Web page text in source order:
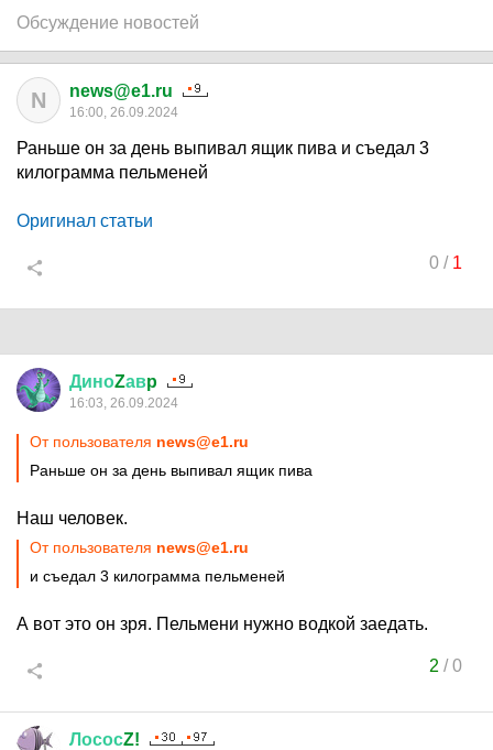
Обсуждение новостей
N news@e1.ru
16:00, 26.09.2024
Раньше он за день выпивал ящик пива и съедал 3
килограмма пельменей
Оригинал статьи
0/ 1
ДиноZавp
16:03, 26.09.2024
От пользователя news@e1.ru
Раньше он за день выпивал ящик пива
Наш человек.
От пользователя news@e1.ru
и съедал 3 килограмма пельменей
А вот это он зря. Пельмени нужно водкой заедать.
2 /0
ЛососZ!